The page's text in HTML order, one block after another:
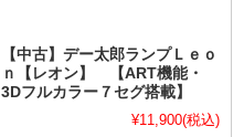
【中古】デー太郎ランプＬｅｏ
ｎ【レオン】 【ART機能・
3Dフルカラー７セグ搭載】
¥11,900(税込)